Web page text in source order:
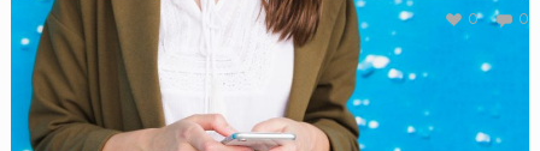
0
0